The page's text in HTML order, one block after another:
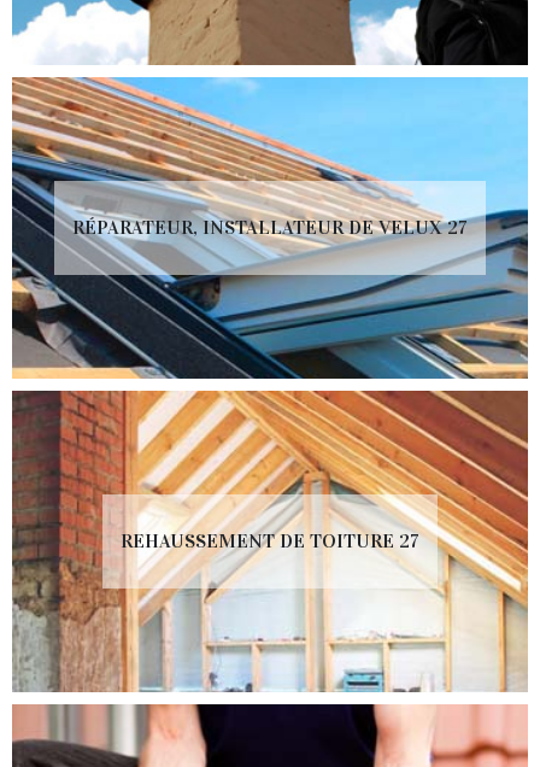
RÉPARATEUR, INSTALLATEUR DE VELUX 27
REHAUSSEMENT DE TOITURE 27